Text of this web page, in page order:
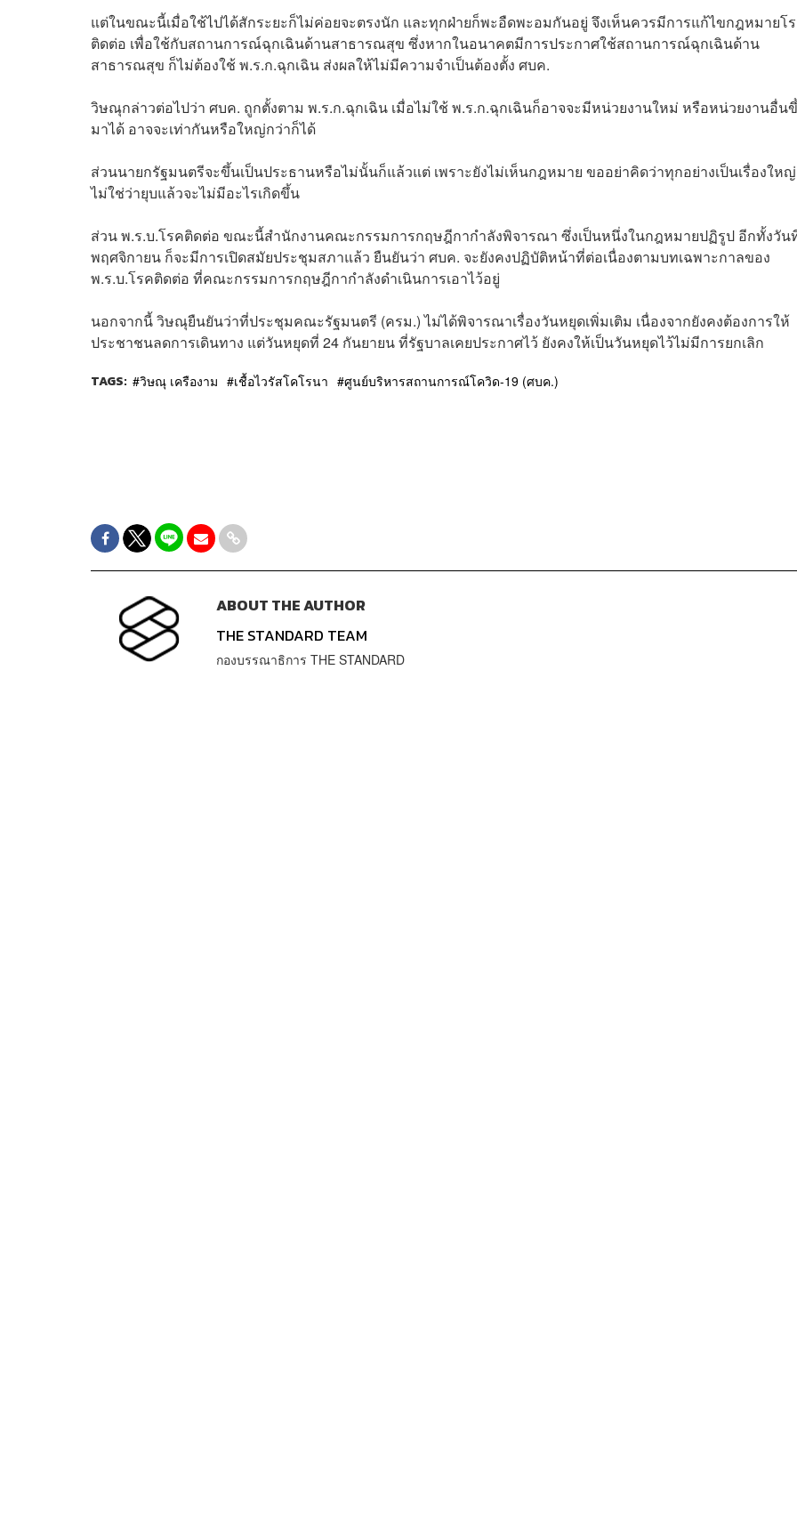
แต่ในขณะนี้เมื่อใช้ไปได้สักระยะก็ไม่ค่อยจะตรงนัก และทุกฝ่ายก็พะอืดพะอมกันอยู่ จึงเห็นควรมีการแก้ไขกฎหมายโ
ติดต่อ เพื่อใช้กับสถานการณ์ฉุกเฉินด้านสาธารณสุข ซึ่งหากในอนาคตมีการประกาศใช้สถานการณ์ฉุกเฉินด้าน
สาธารณสุข ก็ไม่ต้องใช้ พ.ร.ก.ฉุกเฉิน ส่งผลให้ไม่มีความจำเป็นต้องตั้ง ศบค.
วิษณุกล่าวต่อไปว่า ศบค. ถูกตั้งตาม พ.ร.ก.ฉุกเฉิน เมื่อไม่ใช้ พ.ร.ก.ฉุกเฉินก็อาจจะมีหน่วยงานใหม่ หรือหน่วยงานอื่น
มาได้ อาจจะเท่ากันหรือใหญ่กว่าก็ได้
ส่วนนายกรัฐมนตรีจะขึ้นเป็นประธานหรือไม่นั้นก็แล้วแต่ เพราะยังไม่เห็นกฎหมาย ขออย่าคิดว่าทุกอย่างเป็นเรื่องใหญ่
ไม่ใช่ว่ายุบแล้วจะไม่มีอะไรเกิดขึ้น
ส่วน พ.ร.บ.โรคติดต่อ ขณะนี้สำนักงานคณะกรรมการกฤษฎีกากำลังพิจารณา ซึ่งเป็นหนึ่งในกฎหมายปฏิรูป อีกทั้งวัน
พฤศจิกายน ก็จะมีการเปิดสมัยประชุมสภาแล้ว ยืนยันว่า ศบค. จะยังคงปฏิบัติหน้าที่ต่อเนื่องตามบทเฉพาะกาลของ
พ.ร.บ.โรคติดต่อ ที่คณะกรรมการกฤษฎีกากำลังดำเนินการเอาไว้อยู่
นอกจากนี้ วิษณุยืนยันว่าที่ประชุมคณะรัฐมนตรี (ครม.) ไม่ได้พิจารณาเรื่องวันหยุดเพิ่มเติม เนื่องจากยังคงต้องการให้
ประชาชนลดการเดินทาง แต่วันหยุดที่ 24 กันยายน ที่รัฐบาลเคยประกาศไว้ ยังคงให้เป็นวันหยุดไว้ไม่มีการยกเลิก
TAGS: วิษณุ เครืองาม เชื้อไวรัสโคโรนา ศูนย์บริหารสถานการณ์โควิด-19 (ศบค.)
ABOUT THE AUTHOR
THE STANDARD TEAM
กองบรรณาธิการ THE STANDARD